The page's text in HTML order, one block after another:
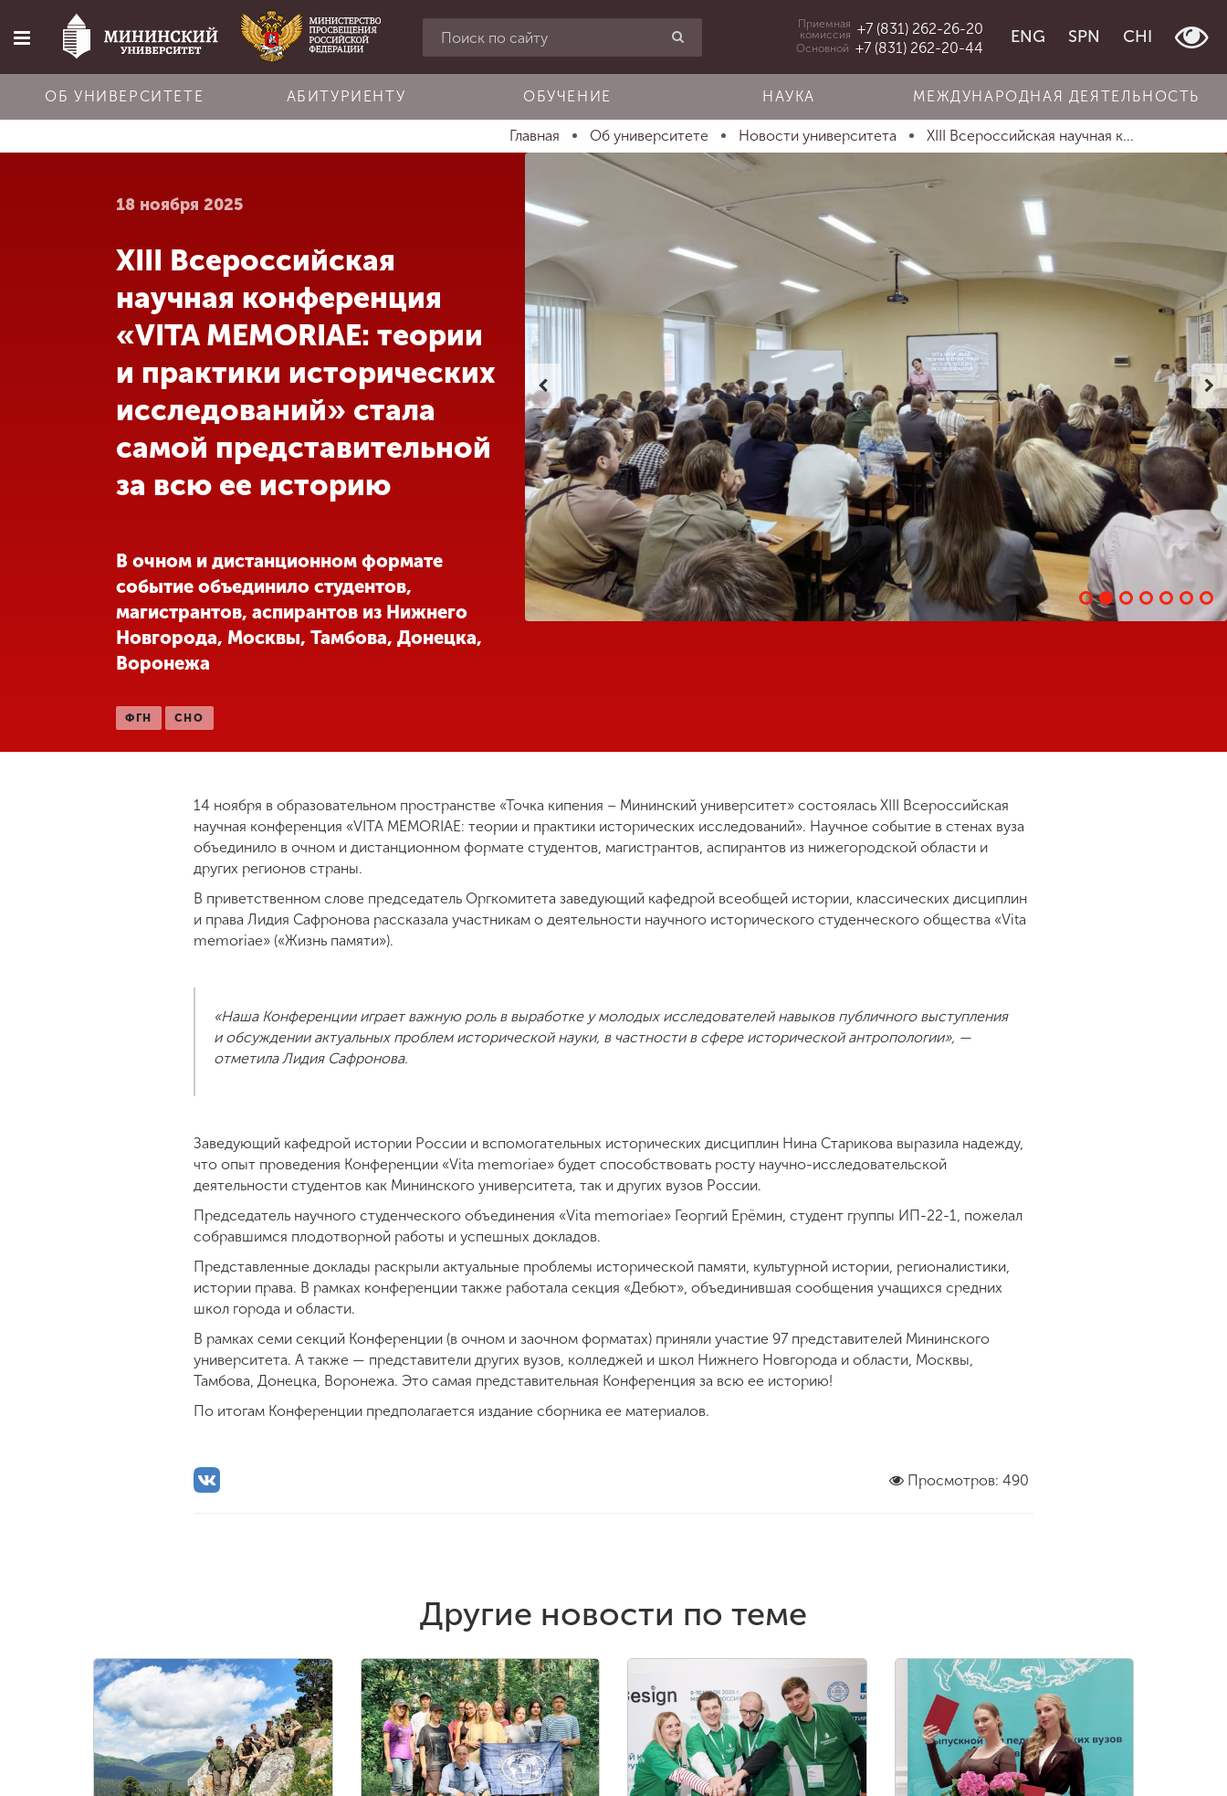
Главная
Об университете
Абитуриенту
Обучение
Международная
деятельность
Студенческая
Сведения об
организации
Приемная
комиссия +7 (831) 262-26-20
Основной +7 (831) 262-20-44
ENG SPN CHI
ОБ УНИВЕРСИТЕТЕ АБИТУРИЕНТУ ОБУЧЕНИЕ НАУКА МЕЖДУНАРОДНАЯ ДЕЯТЕЛЬНОСТЬ
Главная Об университете Новости университета XIII Всероссийская научная к...
18 ноября 2025
XIII Всероссийская
научная конференция
«VITA MEMORIAE: теории
и практики исторических
исследований» стала
самой представительной
за всю ее историю
В очном и дистанционном формате
событие объединило студентов,
магистрантов, аспирантов из Нижнего
Новгорода, Москвы, Тамбова, Донецка,
Воронежа
ФГН СНО
14 ноября в образовательном пространстве «Точка кипения – Мининский университет» состоялась XIII Всероссийская
научная конференция «VITA MEMORIAE: теории и практики исторических исследований». Научное событие в стенах вуза
объединило в очном и дистанционном формате студентов, магистрантов, аспирантов из нижегородской области и
других регионов страны.
В приветственном слове председатель Оргкомитета заведующий кафедрой всеобщей истории, классических дисциплин
и права Лидия Сафронова рассказала участникам о деятельности научного исторического студенческого общества «Vita
memoriae» («Жизнь памяти»).
«Наша Конференции играет важную роль в выработке у молодых исследователей навыков публичного выступления
и обсуждении актуальных проблем исторической науки, в частности в сфере исторической антропологии», —
отметила Лидия Сафронова.
Заведующий кафедрой истории России и вспомогательных исторических дисциплин Нина Старикова выразила надежду,
что опыт проведения Конференции «Vita memoriae» будет способствовать росту научно-исследовательской
деятельности студентов как Мининского университета, так и других вузов России.
Председатель научного студенческого объединения «Vita memoriae» Георгий Ерёмин, студент группы ИП-22-1, пожелал
собравшимся плодотворной работы и успешных докладов.
Представленные доклады раскрыли актуальные проблемы исторической памяти, культурной истории, регионалистики,
истории права. В рамках конференции также работала секция «Дебют», объединившая сообщения учащихся средних
школ города и области.
В рамках семи секций Конференции (в очном и заочном форматах) приняли участие 97 представителей Мининского
университета. А также — представители других вузов, колледжей и школ Нижнего Новгорода и области, Москвы,
Тамбова, Донецка, Воронежа. Это самая представительная Конференция за всю ее историю!
По итогам Конференции предполагается издание сборника ее материалов.
Просмотров: 490
Другие новости по теме